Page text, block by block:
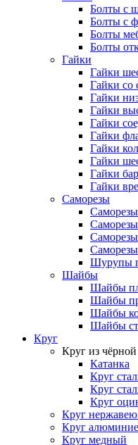
Болты с
Болты с
Болты
Болты
Гайки
Гайки
Гайки со
Гайки
Гайки
Гайки
Гайки
Гайки
Гайки
Гайки
Гайки
Саморезы
Шурупы
Шайбы
Шайбы
Шайбы
Шайбы
Шайбы
Круг
Круг из чёрной
Катанка
Круг
Круг
Круг
Круг
Круг
Круг медный